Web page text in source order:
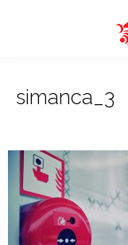
simanca_3